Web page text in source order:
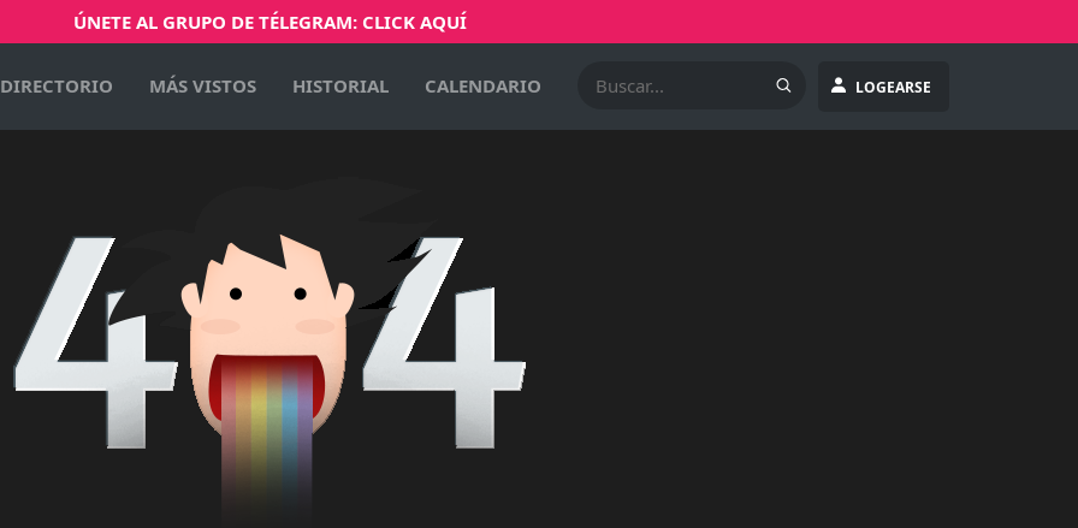
ÚNETE AL GRUPO DE TÉLEGRAM: CLICK AQUÍ
LOGEARSE
DIRECTORIO MÁS VISTOS HISTORIAL CALENDARIO